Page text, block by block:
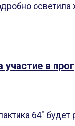
участие в
64" будет